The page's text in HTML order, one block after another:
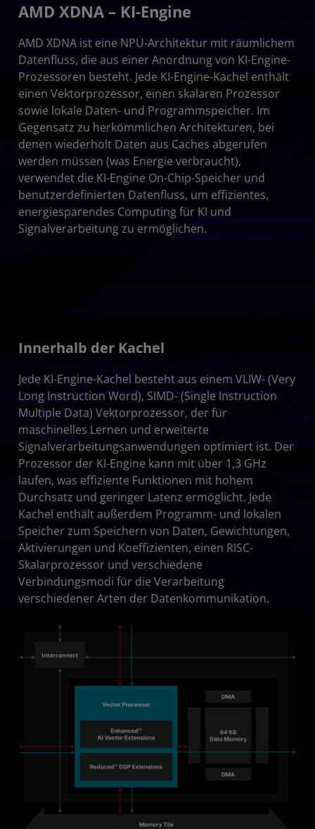
AMD XDNA – KI-Engine
AMD XDNA ist eine NPU-Architektur mit räumlichem
Datenfluss, die aus einer Anordnung von KI-Engine-
Prozessoren besteht. Jede KI-Engine-Kachel enthält
einen Vektorprozessor, einen skalaren Prozessor
sowie lokale Daten- und Programmspeicher. Im
Gegensatz zu herkömmlichen Architekturen, bei
denen wiederholt Daten aus Caches abgerufen
werden müssen (was Energie verbraucht),
verwendet die KI-Engine On-Chip-Speicher und
benutzerdefinierten Datenfluss, um effizientes,
energiesparendes Computing für KI und
Signalverarbeitung zu ermöglichen.
Innerhalb der Kachel
Jede KI-Engine-Kachel besteht aus einem VLIW- (Very
Long Instruction Word), SIMD- (Single Instruction
Multiple Data) Vektorprozessor, der für
maschinelles Lernen und erweiterte
Signalverarbeitungsanwendungen optimiert ist. Der
Prozessor der KI-Engine kann mit über 1,3 GHz
laufen, was effiziente Funktionen mit hohem
Durchsatz und geringer Latenz ermöglicht. Jede
Kachel enthält außerdem Programm- und lokalen
Speicher zum Speichern von Daten, Gewichtungen,
Aktivierungen und Koeffizienten, einen RISC-
Skalarprozessor und verschiedene
Verbindungsmodi für die Verarbeitung
verschiedener Arten der Datenkommunikation.